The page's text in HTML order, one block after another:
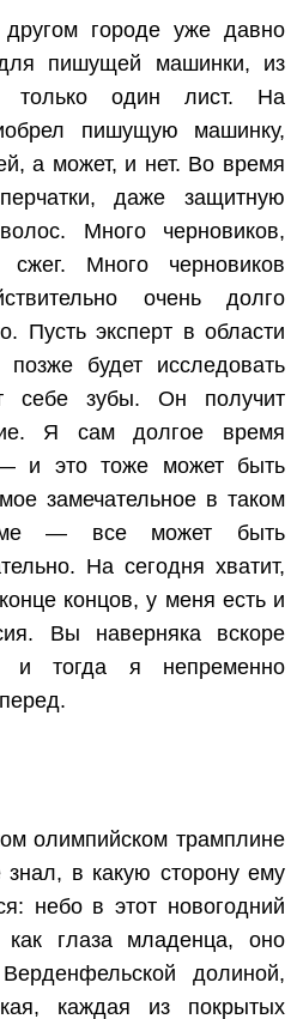
городе уже давно
пишущей машинки, из
только один лист. На
пишущую машинку,
а может, и нет. Во время
даже защитную
Много черновиков,
Много черновиков
очень долго
Пусть эксперт в области
позже будет исследовать
себе зубы. Он получит
Я сам долгое время
и это тоже может быть
замечательное в таком
— все может быть
На сегодня хватит,
концов, у меня есть и
Вы наверняка вскоре
и тогда я непременно
олимпийском трамплине
в какую сторону ему
небо в этот новогодний
глаза младенца, оно
долиной,
каждая из покрытых